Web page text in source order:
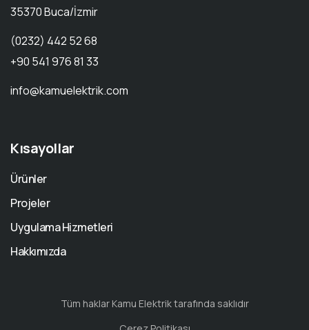
35370 Buca/İzmir
(0232) 442 52 68
+90 541 976 81 33
info@kamuelektrik.com
Kısayollar
Ürünler
Projeler
Uygulama Hizmetleri
Hakkımızda
Tüm haklar Kamu Elektrik tarafında saklıdır